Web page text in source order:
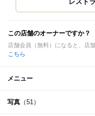
この店舗のオーナーですか？
店舗会員（無料）になると、店
こちら
メニュー
写真 （51）